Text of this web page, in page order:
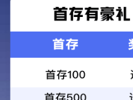
请联系网站管理员，登录控制面板
进入控制面板
刷新查